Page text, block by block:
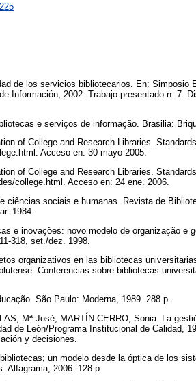
de los servicios bibliotecarios. En: Simposio
Información, 2002. Trabajo presentado n. 7.
e serviços de informação. Brasilia:
of College and Research Libraries.
Acceso en: 30 mayo 2005.
of College and Research Libraries.
college.html. Acceso en: 24 ene. 2006.
ciências sociais e humanas. Revista de
1984.
e inovações: novo modelo de organização e
318, set./dez. 1998.
organizativos en las bibliotecas
Conferencias sobre bibliotecas
São Paulo: Moderna, 1989. 288 p.
Mª José; MARTÍN CERRO, Sonia. La
de León/Programa Institucional de Calidad,
y decisiones.
un modelo desde la óptica de los
Alfagrama, 2006. 128 p.